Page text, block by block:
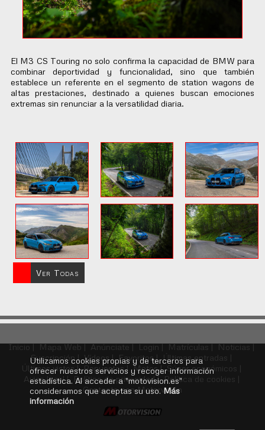
El M3 CS Touring no solo confirma la capacidad de BMW para
combinar deportividad y funcionalidad, sino que también
establece un referente en el segmento de station wagons de
altas prestaciones, destinado a quienes buscan emociones
extremas sin renunciar a la versatilidad diaria.
Ver Todas
Inicio | Mapa Web | Anúnciate | Login | Matrículas | Noticias |
Suscripción | Vídeos | Favoritos | Últimas entradas |
Últimos vistos | Repuestos | Motos | Súper económicos |
Aviso legal | Política de privacidad | Política de cookies |
Contacte con Motorvisión
Utilizamos cookies propias y de terceros para
ofrecer nuestros servicios y recoger información
estadística. Al acceder a "motovision.es"
consideramos que aceptas su uso.Más
información